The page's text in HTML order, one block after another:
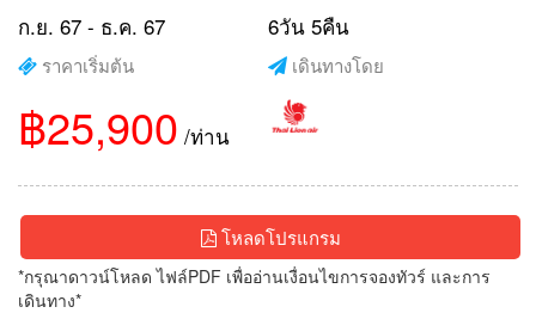
ก.ย. 67 - ธ.ค. 67 6วัน 5คืน
ราคาเริ่มต้น
฿25,900 /ท่าน
เดินทางโดย
โหลดโปรแกรม
*กรุณาดาวน์โหลด ไฟล์PDF เพื่ออ่านเงื่อนไขการจองทัวร์ และการ
เดินทาง*